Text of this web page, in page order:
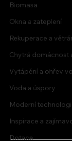
Biomasa
Okna a zateplení
Rekuperace a
Chytrá domácnost
Vytápění a ohřev
Voda a úspory
Moderní
Inspirace a
Dotace